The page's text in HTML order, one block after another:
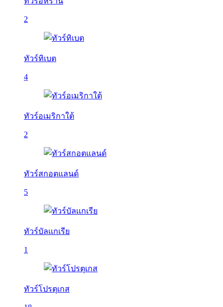
2
ทัวร์ทิเบต
4
ทัวร์อเมริกาใต้
2
ทัวร์สกอตแลนด์
5
ทัวร์บัลเเกเรีย
1
ทัวร์โปรตุเกส